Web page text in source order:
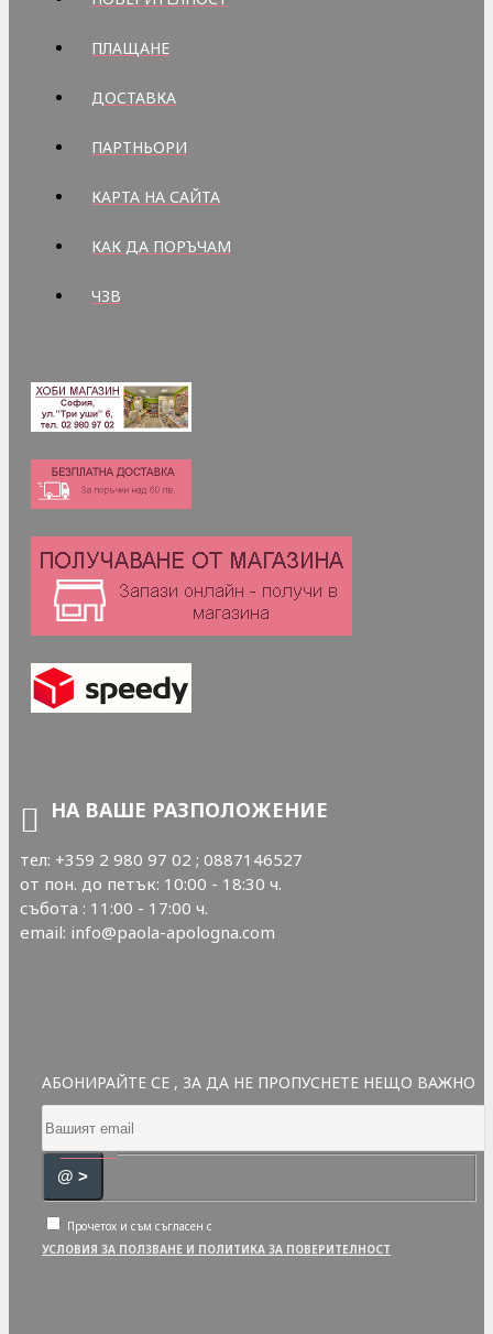
ПЛАЩАНЕ
ДОСТАВКА
ПАРТНЬОРИ
КАРТА НА САЙТА
КАК ДА ПОРЪЧАМ
ЧЗВ
НА ВАШЕ РАЗПОЛОЖЕНИЕ
тел: +359 2 980 97 02 ; 0887146527
от пон. до петък: 10:00 - 18:30 ч.
събота : 11:00 - 17:00 ч.
email: info@paola-apologna.com
АБОНИРАЙТЕ СЕ , ЗА ДА НЕ ПРОПУСНЕТЕ НЕЩО ВАЖНО
@ >
Прочетох и съм съгласен с
УСЛОВИЯ ЗА ПОЛЗВАНЕ И ПОЛИТИКА ЗА ПОВЕРИТЕЛНОСТ